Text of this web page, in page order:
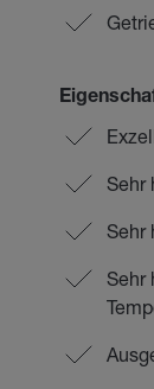
Sehr
Sehr
Sehr